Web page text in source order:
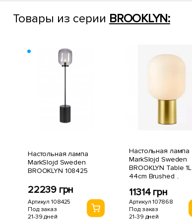
Товары из серии BROOKLYN:
Настольная лампа
MarkSlojd Sweden
BROOKLYN 108425
22239 грн
Артикул 108425
Под заказ
21-39 дней
Настольная лампа
MarkSlojd Sweden
BROOKLYN Table 1L
44cm Brushed ..
11314 грн
Артикул 107868
Под заказ
21-39 дней